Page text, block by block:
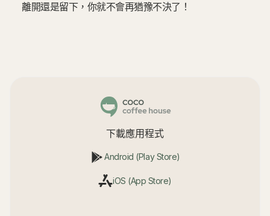
離開還是留下，你就不會再猶豫不決了！
下載應用程式
Android (Play Store)
iOS (App Store)